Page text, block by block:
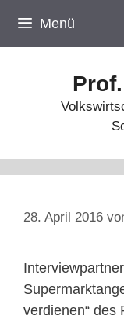
Inhalt
springen
Menü
28. April 2016
verdienen“ des